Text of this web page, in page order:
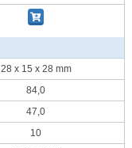
28 x 15 x 28 mm
84,0
47,0
10